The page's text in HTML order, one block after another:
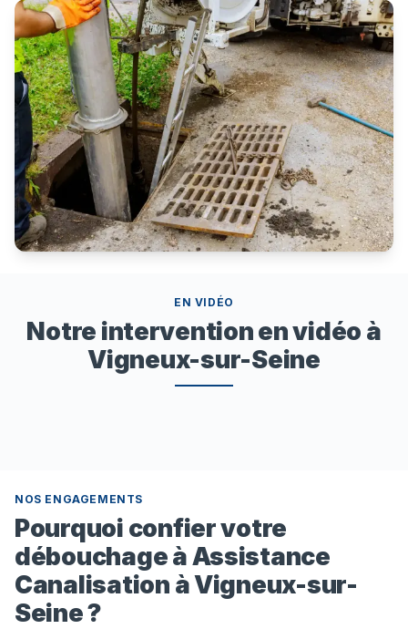
EN VIDÉO
Notre intervention en vidéo à
Vigneux-sur-Seine
NOS ENGAGEMENTS
Pourquoi confier votre
débouchage à Assistance
Canalisation à Vigneux-sur-
Seine ?